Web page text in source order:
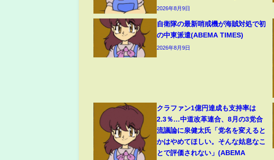
2026年8月9日
自衛隊の最新哨戒機が海賊対処で初
の中東派遣(ABEMA TIMES)
2026年8月9日
クラファン1億円達成も支持率は
2.3％…中道改革連合、8月の3党合
流議論に泉健太氏「党名を変えると
かはやめてほしい。そんな姑息なこ
とで評価されない」(ABEMA